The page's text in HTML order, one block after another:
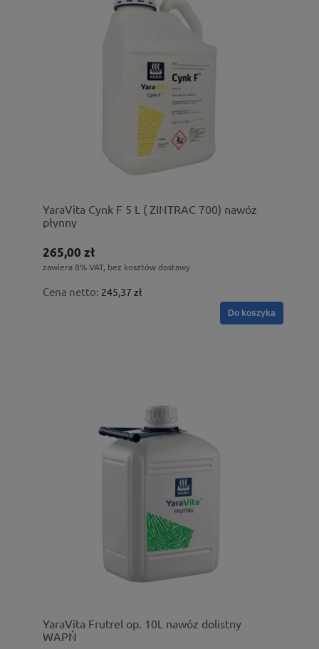
YaraVita Cynk F 5 L ( ZINTRAC 700) nawóz
płynny
265,00 zł
zawiera 8% VAT, bez kosztów dostawy
Cena netto: 245,37 zł
Do koszyka
YaraVita Frutrel op. 10L nawóz dolistny
WAPŃ